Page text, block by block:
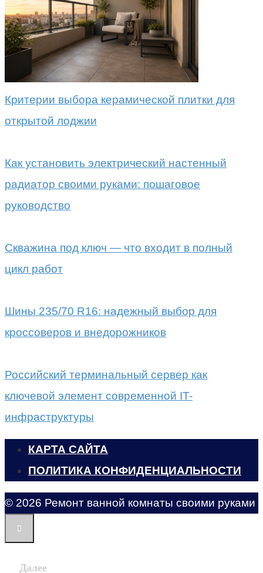
Критерии выбора керамической плитки для
открытой лоджии
Как установить электрический настенный
радиатор своими руками: пошаговое
руководство
Скважина под ключ — что входит в полный
цикл работ
Шины 235/70 R16: надежный выбор для
кроссоверов и внедорожников
Российский терминальный сервер как
ключевой элемент современной IT-
инфраструктуры
КАРТА САЙТА
ПОЛИТИКА КОНФИДЕНЦИАЛЬНОСТИ
© 2026 Ремонт ванной комнаты своими руками
Далее